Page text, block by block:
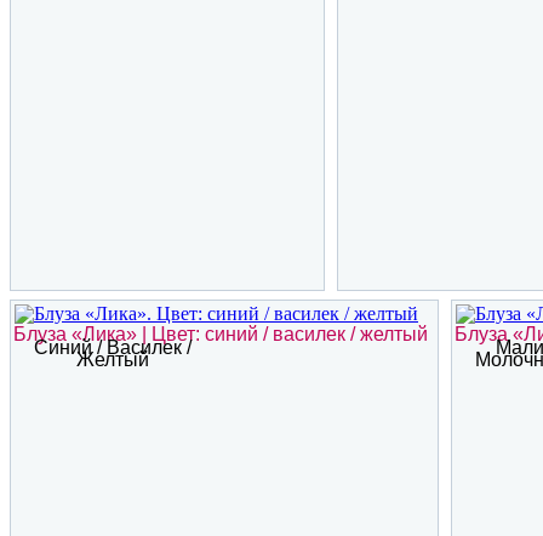
Блуза «Лика» | Цвет: синий / василек / желтый
Синий / Василек /
Желтый
Блуза